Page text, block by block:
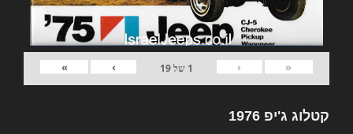
«
‹
1 של19
›
»
קטלוג ג'יפ 1976